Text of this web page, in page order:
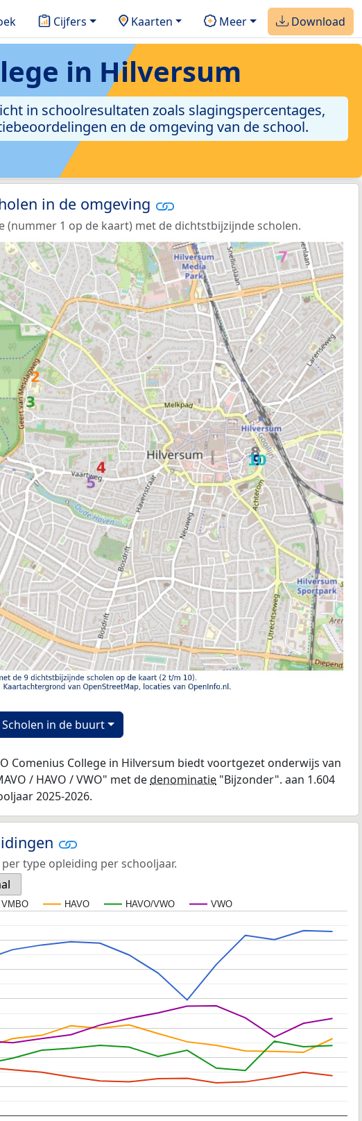
Cijfers Kaarten Meer Download
in Hilversum
in schoolresultaten zoals slagingspercentages,
en de omgeving van de school.
in de omgeving
(nummer 1 op de kaart) met de dichtstbijzijnde scholen.
Scholen in de buurt
Comenius College in Hilversum biedt voortgezet onderwijs van
/ HAVO / VWO" met dedenominatie "Bijzonder". aan 1.604
2025-2026.
type opleiding per schooljaar.
VMBO HAVO HAVO/VWO VWO